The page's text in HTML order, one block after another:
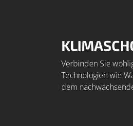
Verbinden Sie
Technologien wie
dem